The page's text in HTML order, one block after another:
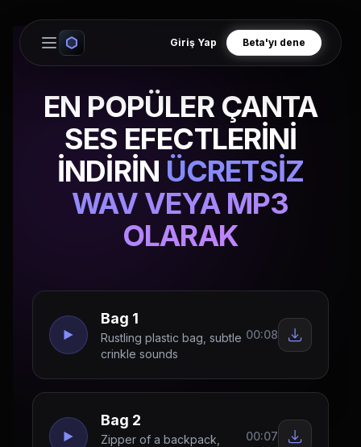
Open main menu
Giriş Yap Beta'yı dene
EN POPÜLER ÇANTA
SES EFECTLERİNİ
İNDİRİN ÜCRETSİZ
WAV VEYA MP3
OLARAK
Bag 1
Rustling plastic bag, subtle
crinkle sounds
00:08
Bag 2
Zipper of a backpack,
00:07